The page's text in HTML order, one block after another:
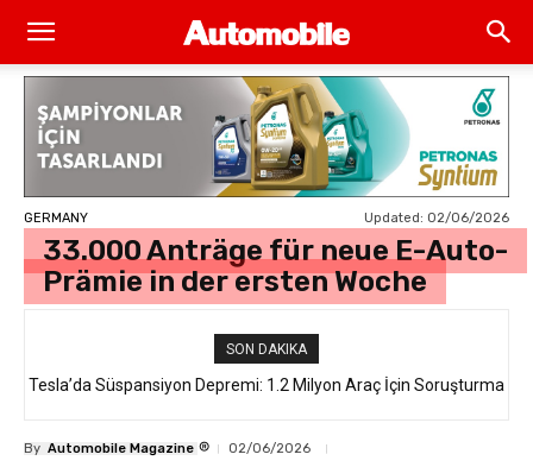
GERMANY Updated: 02/06/2026
33.000 Anträge für neue E-Auto-
Prämie in der ersten Woche
SON DAKIKA
Tesla’da Süspansiyon Depremi: 1.2 Milyon Araç İçin Soruşturma
By Automobile Magazine ® 02/06/2026